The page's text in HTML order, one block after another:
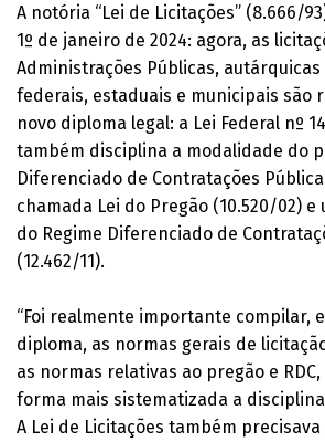
A notória “Lei de Licitações” (8.666/
1º de janeiro de 2024: agora, as
Administrações Públicas,
federais, estaduais e municipais são
novo diploma legal: a Lei Federal nº
também disciplina a modalidade do
Diferenciado de Contratações
chamada Lei do Pregão (10.520/02) e
do Regime Diferenciado de
(12.462/11).
“Foi realmente importante compilar,
diploma, as normas gerais de
as normas relativas ao pregão e
forma mais sistematizada a
A Lei de Licitações também